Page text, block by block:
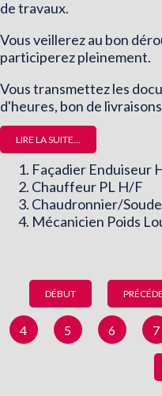
de travaux.
Vous veillerez au bon
participerez pleinement.
Vous transmettez les
d'heures, bon de
LIRE LA SUITE...
Façadier Enduiseur
Chauffeur PL H/F
Chaudronnier/
Mécanicien Poids
DÉBUT
4 5 6 7